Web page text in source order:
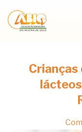
Crianças